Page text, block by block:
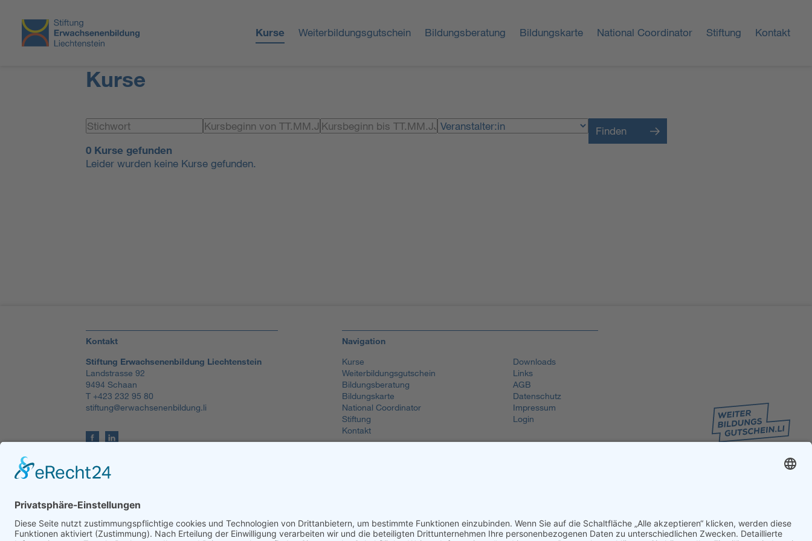
Kurse Weiterbildungsgutschein Bildungsberatung Bildungskarte National Coordinator Stiftung Kontakt
Kurse
Finden
0 Kurse gefunden
Leider wurden keine Kurse gefunden.
Kontakt
Stiftung Erwachsenenbildung Liechtenstein
Landstrasse 92
9494 Schaan
T +423 232 95 80
stiftung@erwachsenenbildung.li
Navigation
Kurse
Weiterbildungsgutschein
Bildungsberatung
Bildungskarte
National Coordinator
Stiftung
Kontakt
Downloads
Links
AGB
Datenschutz
Impressum
Login